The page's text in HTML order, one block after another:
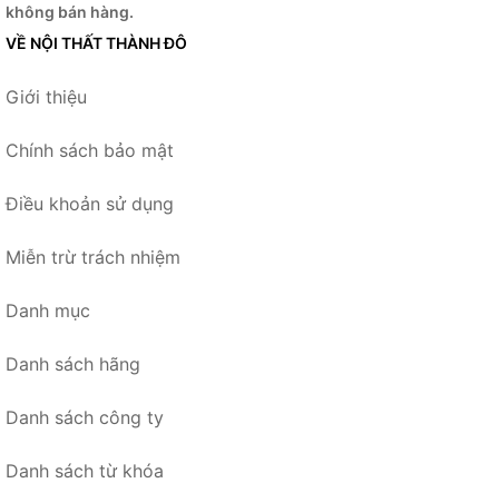
không bán hàng.
VỀ NỘI THẤT THÀNH ĐÔ
Giới thiệu
Chính sách bảo mật
Điều khoản sử dụng
Miễn trừ trách nhiệm
Danh mục
Danh sách hãng
Danh sách công ty
Danh sách từ khóa